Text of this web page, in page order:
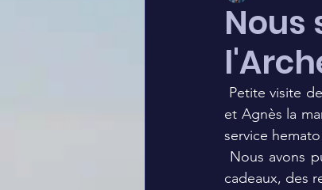
UNE NUIT POUR 2500 VOIX
Nous
et Agnès la
service
cadeaux, des